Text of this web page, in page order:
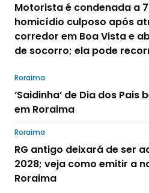
Motorista é condenada a
homicídio culposo após
corredor em Boa Vista e
de socorro; ela pode
Roraima
‘Saidinha’ de Dia dos
em Roraima
Roraima
RG antigo deixará de ser
2028; veja como emitir a
Roraima